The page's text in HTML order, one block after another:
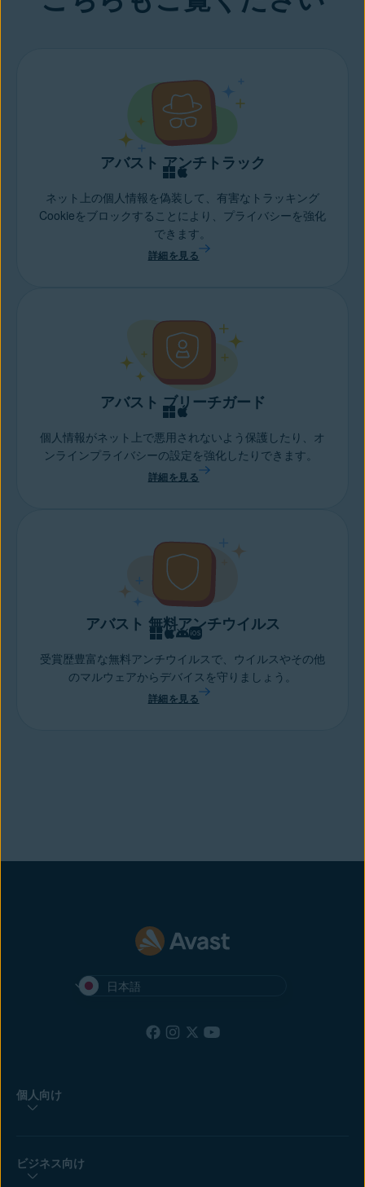
アバスト アンチトラック
ネット上の個人情報を偽装して、有害なトラッキング
Cookieをブロックすることにより、プライバシーを強化
できます。
詳細を見る
アバスト ブリーチガード
個人情報がネット上で悪用されないよう保護したり、オ
ンラインプライバシーの設定を強化したりできます。
詳細を見る
アバスト 無料アンチウイルス
受賞歴豊富な無料アンチウイルスで、ウイルスやその他
のマルウェアからデバイスを守りましょう。
詳細を見る
日本語
個人向け
ビジネス向け